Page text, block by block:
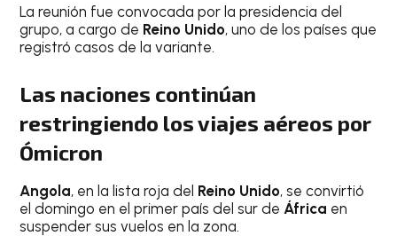
La reunión fue convocada por la presidencia del
grupo, a cargo de Reino Unido, uno de los países que
registró casos de la variante.
Las naciones continúan
restringiendo los viajes aéreos por
Ómicron
Angola, en la lista roja del Reino Unido, se convirtió
el domingo en el primer país del sur de África en
suspender sus vuelos en la zona.